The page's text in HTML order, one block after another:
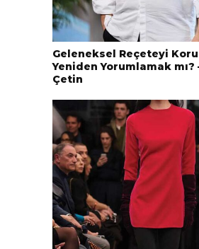
Geleneksel Reçeteyi
Yeniden Yorumlamak mı?
Çetin